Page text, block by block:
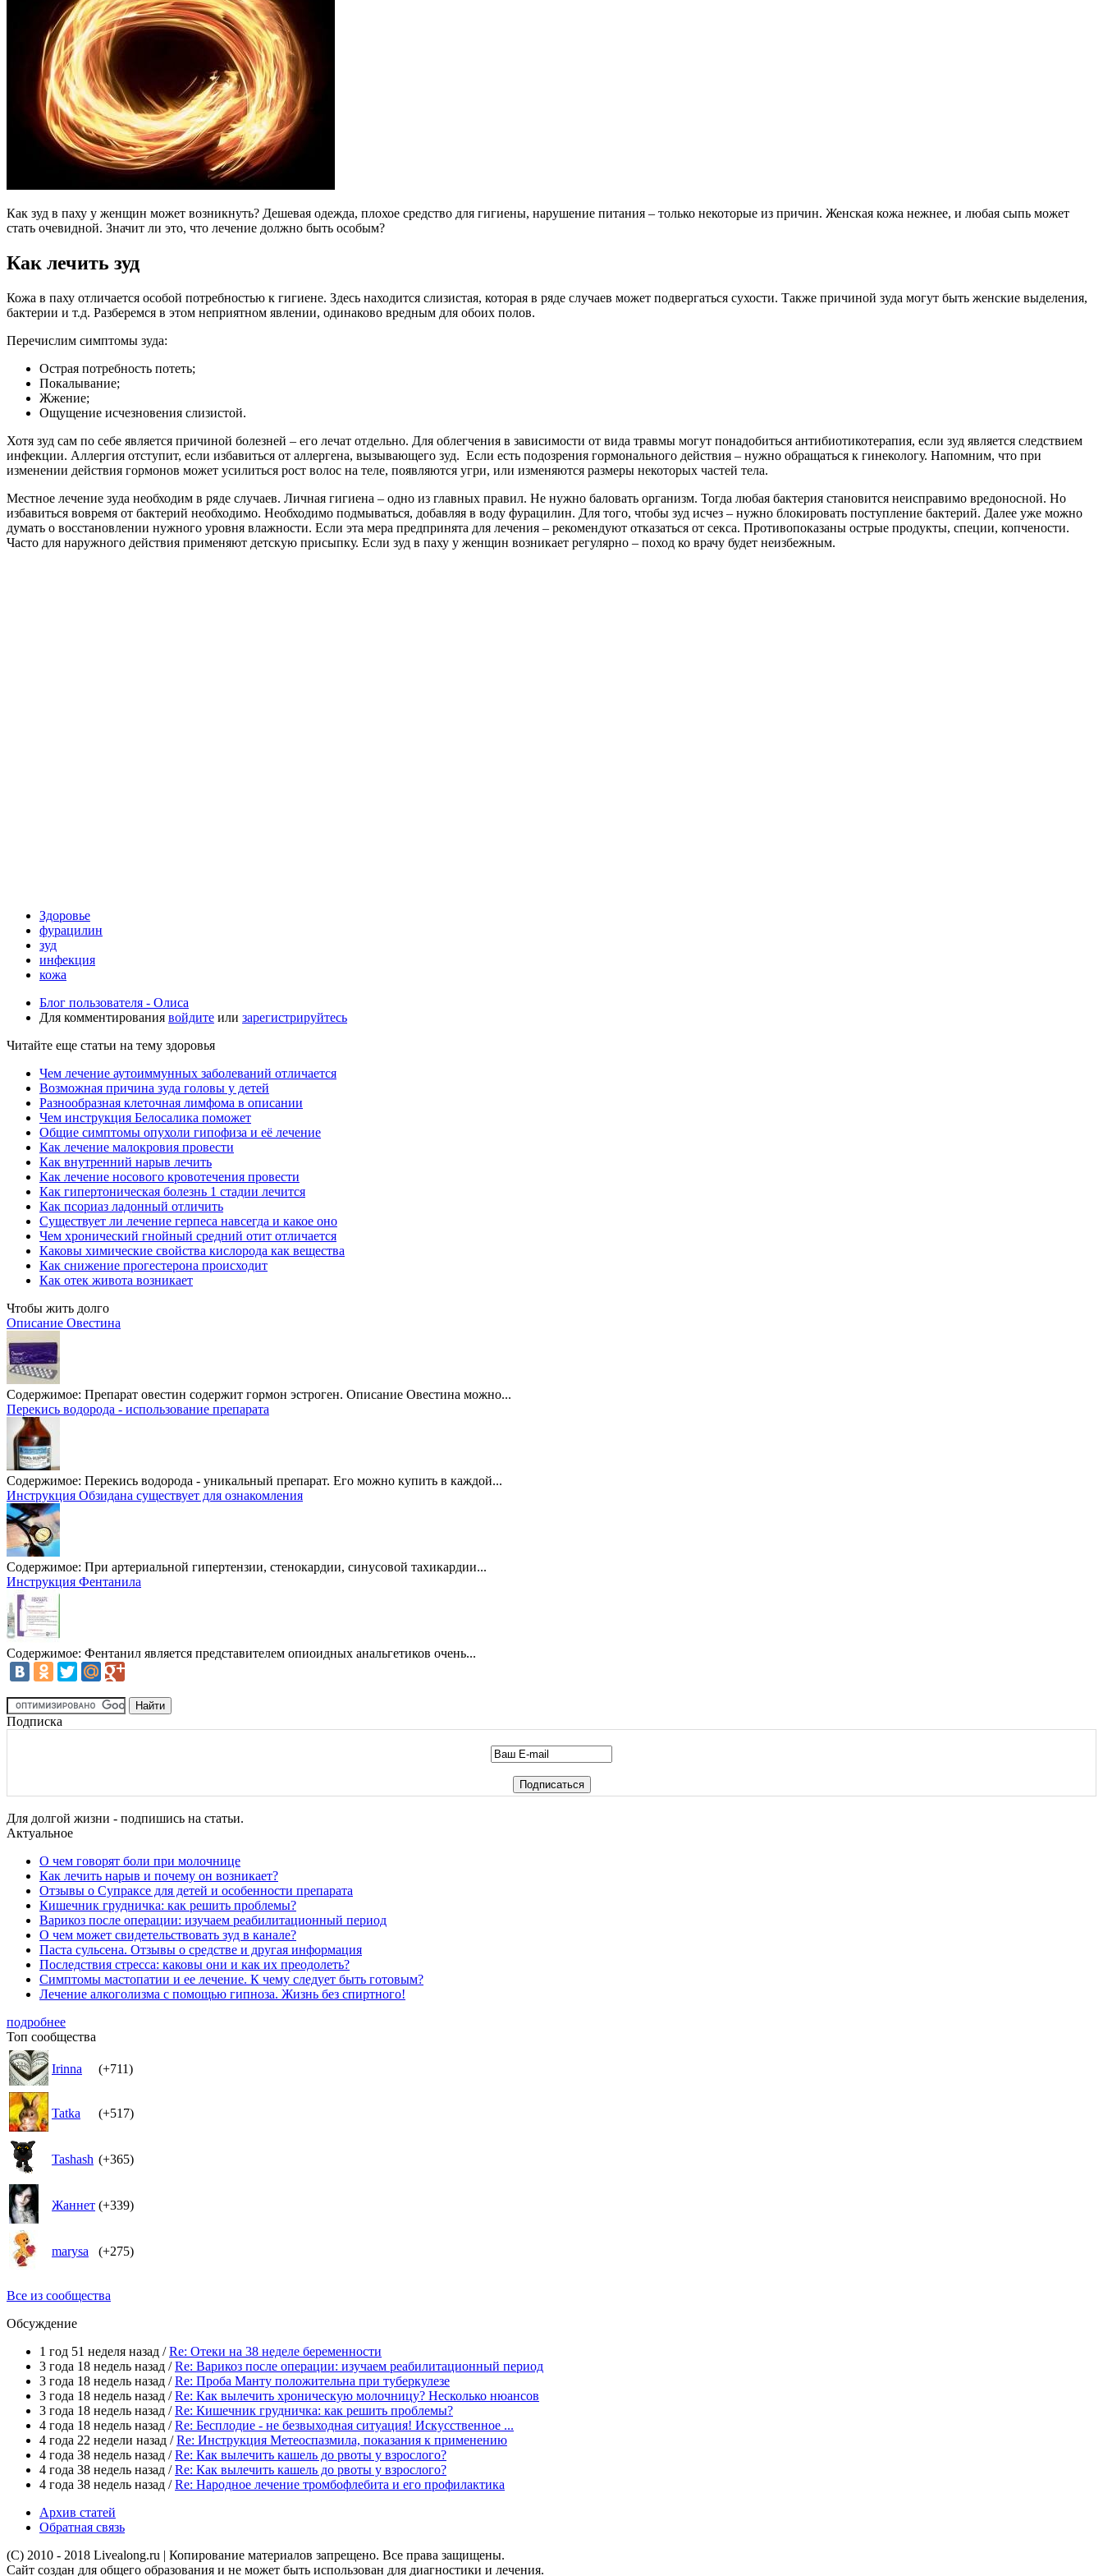
Как зуд в паху у женщин может возникнуть? Дешевая одежда, плохое средство для гигиены, нарушение питания – только некоторые из причин. Женская кожа нежнее, и любая сыпь может
стать очевидной. Значит ли это, что лечение должно быть особым?
Как лечить зуд
Кожа в паху отличается особой потребностью к гигиене. Здесь находится слизистая, которая в ряде случаев может подвергаться сухости. Также причиной зуда могут быть женские выделения,
бактерии и т.д. Разберемся в этом неприятном явлении, одинаково вредным для обоих полов.
Перечислим симптомы зуда:
Острая потребность потеть;
Покалывание;
Жжение;
Ощущение исчезновения слизистой.
Хотя зуд сам по себе является причиной болезней – его лечат отдельно. Для облегчения в зависимости от вида травмы могут понадобиться антибиотикотерапия, если зуд является следствием
инфекции. Аллергия отступит, если избавиться от аллергена, вызывающего зуд. Если есть подозрения гормонального действия – нужно обращаться к гинекологу. Напомним, что при
изменении действия гормонов может усилиться рост волос на теле, появляются угри, или изменяются размеры некоторых частей тела.
Местное лечение зуда необходим в ряде случаев. Личная гигиена – одно из главных правил. Не нужно баловать организм. Тогда любая бактерия становится неисправимо вредоносной. Но
избавиться вовремя от бактерий необходимо. Необходимо подмываться, добавляя в воду фурацилин. Для того, чтобы зуд исчез – нужно блокировать поступление бактерий. Далее уже можно
думать о восстановлении нужного уровня влажности. Если эта мера предпринята для лечения – рекомендуют отказаться от секса. Противопоказаны острые продукты, специи, копчености.
Часто для наружного действия применяют детскую присыпку. Если зуд в паху у женщин возникает регулярно – поход ко врачу будет неизбежным.
Здоровье
фурацилин
зуд
инфекция
кожа
Блог пользователя - Олиса
Для комментирования войдите или зарегистрируйтесь
Читайте еще статьи на тему здоровья
Чем лечение аутоиммунных заболеваний отличается
Возможная причина зуда головы у детей
Разнообразная клеточная лимфома в описании
Чем инструкция Белосалика поможет
Общие симптомы опухоли гипофиза и её лечение
Как лечение малокровия провести
Как внутренний нарыв лечить
Как лечение носового кровотечения провести
Как гипертоническая болезнь 1 стадии лечится
Как псориаз ладонный отличить
Существует ли лечение герпеса навсегда и какое оно
Чем хронический гнойный средний отит отличается
Каковы химические свойства кислорода как вещества
Как снижение прогестерона происходит
Как отек живота возникает
Чтобы жить долго
Описание Овестина
Содержимое: Препарат овестин содержит гормон эстроген. Описание Овестина можно...
Перекись водорода - использование препарата
Содержимое: Перекись водорода - уникальный препарат. Его можно купить в каждой...
Инструкция Обзидана существует для ознакомления
Содержимое: При артериальной гипертензии, стенокардии, синусовой тахикардии...
Инструкция Фентанила
Содержимое: Фентанил является представителем опиоидных анальгетиков очень...
Подписка
Для долгой жизни - подпишись на статьи.
Актуальное
О чем говорят боли при молочнице
Как лечить нарыв и почему он возникает?
Отзывы о Супраксе для детей и особенности препарата
Кишечник грудничка: как решить проблемы?
Варикоз после операции: изучаем реабилитационный период
О чем может свидетельствовать зуд в канале?
Паста сульсена. Отзывы о средстве и другая информация
Последствия стресса: каковы они и как их преодолеть?
Симптомы мастопатии и ее лечение. К чему следует быть готовым?
Лечение алкоголизма с помощью гипноза. Жизнь без спиртного!
подробнее
Топ сообщества
Irinna (+711)
Tatka (+517)
Tashash (+365)
Жаннет (+339)
marysa (+275)
Все из сообщества
Обсуждение
1 год 51 неделя назад /Re: Отеки на 38 неделе беременности
3 года 18 недель назад /Re: Варикоз после операции: изучаем реабилитационный период
3 года 18 недель назад /Re: Проба Манту положительна при туберкулезе
3 года 18 недель назад /Re: Как вылечить хроническую молочницу? Несколько нюансов
3 года 18 недель назад /Re: Кишечник грудничка: как решить проблемы?
4 года 18 недель назад /Re: Бесплодие - не безвыходная ситуация! Искусственное ...
4 года 22 недели назад /Re: Инструкция Метеоспазмила, показания к применению
4 года 38 недель назад /Re: Как вылечить кашель до рвоты у взрослого?
4 года 38 недель назад /Re: Как вылечить кашель до рвоты у взрослого?
4 года 38 недель назад /Re: Народное лечение тромбофлебита и его профилактика
Архив статей
Обратная связь
(C) 2010 - 2018 Livealong.ru | Копирование материалов запрещено. Все права защищены.
Сайт создан для общего образования и не может быть использован для диагностики и лечения.